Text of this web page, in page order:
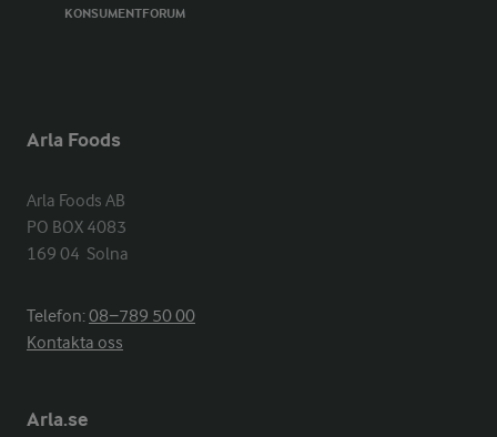
KONSUMENTFORUM
Arla Foods
Arla Foods AB
PO BOX 4083
169 04  Solna
Telefon:08−789 50 00
Kontakta oss
Arla.se